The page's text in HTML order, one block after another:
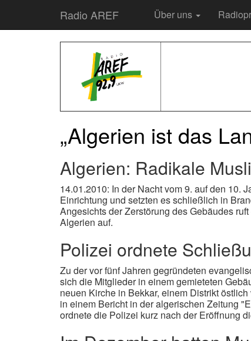
Radio AREF Über uns
„Algerien ist das
Algerien: Radikale
14.01.2010: In der Nacht vom 9. auf den 10.
Einrichtung und setzten es schließlich in
Angesichts der Zerstörung des Gebäudes
Algerien auf.
Polizei ordnete
Zu der vor fünf Jahren gegründeten
sich die Mitglieder in einem gemieteten
neuen Kirche in Bekkar, einem Distrikt
in einem Bericht in der algerischen Zeitung
ordnete die Polizei kurz nach der Eröffnung